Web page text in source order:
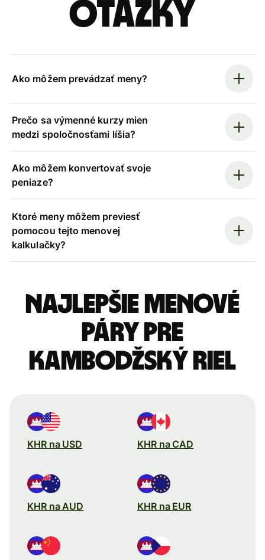
otázky
Ako môžem prevádzať meny?
Prečo sa výmenné kurzy mien
medzi spoločnosťami líšia?
Ako môžem konvertovať svoje
peniaze?
Ktoré meny môžem previesť
pomocou tejto menovej
kalkulačky?
Najlepšie menové
páry pre
Kambodžský riel
KHR na USD KHR na CAD
KHR na AUD KHR na EUR